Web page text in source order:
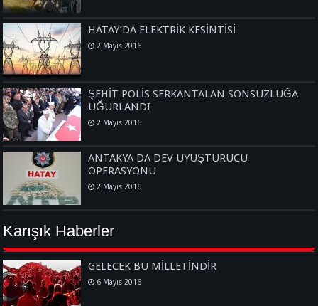
HATAY’DA ELEKTRİK KESİNTİSİ
2 Mayıs 2016
ŞEHİT POLİS SERKANTALAN SONSUZLUĞA
UĞURLANDI
2 Mayıs 2016
ANTAKYA DA DEV UYUŞTURUCU
OPERASYONU
2 Mayıs 2016
Karışık Haberler
GELECEK BU MİLLETİNDİR
6 Mayıs 2016